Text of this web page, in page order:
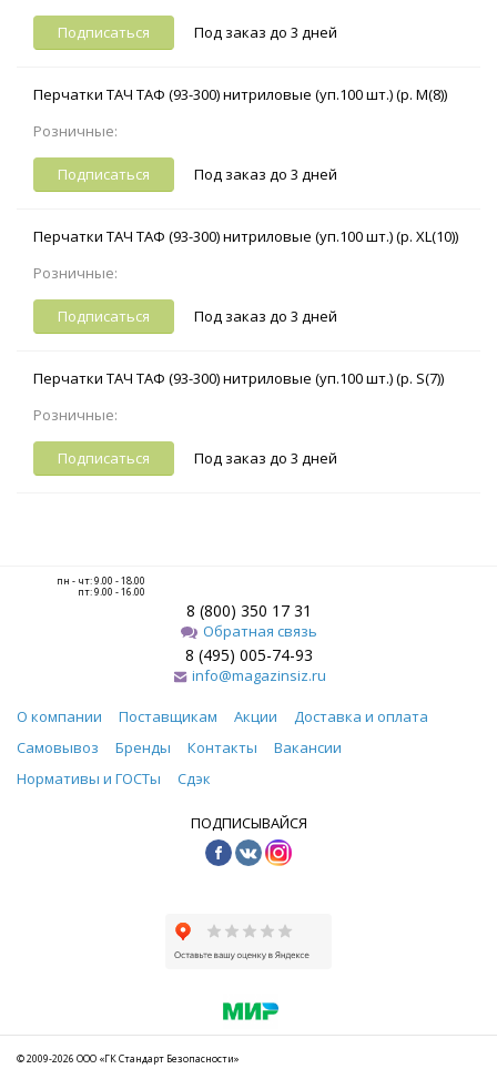
Подписаться Под заказ до 3 дней
Перчатки ТАЧ ТАФ (93-300) нитриловые (уп.100 шт.) (р. M(8))
Розничные:
Подписаться Под заказ до 3 дней
Перчатки ТАЧ ТАФ (93-300) нитриловые (уп.100 шт.) (р. XL(10))
Розничные:
Подписаться Под заказ до 3 дней
Перчатки ТАЧ ТАФ (93-300) нитриловые (уп.100 шт.) (р. S(7))
Розничные:
Подписаться Под заказ до 3 дней
пн - чт: 9.00 - 18.00
пт: 9.00 - 16.00
8 (800) 350 17 31
Обратная связь
8 (495) 005-74-93
info@magazinsiz.ru
О компании Поставщикам Акции
Доставка и оплата
Самовывоз
Бренды Контакты
Вакансии
Нормативы и ГОСТы
Сдэк
ПОДПИСЫВАЙСЯ
© 2009-2026 ООО «ГК Стандарт Безопасности»